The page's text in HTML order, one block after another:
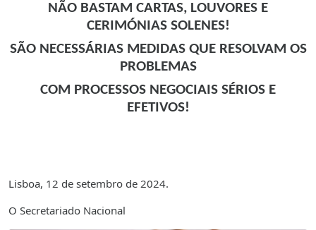
NÃO BASTAM CARTAS, LOUVORES E
CERIMÓNIAS SOLENES!
SÃO NECESSÁRIAS MEDIDAS QUE RESOLVAM OS
PROBLEMAS
COM PROCESSOS NEGOCIAIS SÉRIOS E
EFETIVOS!
Lisboa, 12 de setembro de 2024.
O Secretariado Nacional